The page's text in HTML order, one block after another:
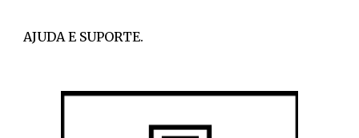
AJUDA E SUPORTE.